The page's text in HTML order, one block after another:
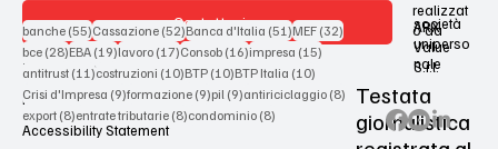
Contattaci
Terms & Conditions
Privacy Policy
Accessibility Statement
realizzat
o da
società
uniperso
nale
ARX
Value
S.r.l.
Testata
giornalistica
banche (55)55 post
Cassazione (52)52 post
Banca d'Italia (51)51 post
MEF (32)32 post
bce (28)28 post
EBA (19)19 post
lavoro (17)17 post
Consob (16)16 post
impresa (15)15 post
antitrust (11)11 post
costruzioni (10)10 post
BTP (10)10 post
BTP Italia (10)10 post
Crisi d'Impresa (9)9 post
formazione (9)9 post
pil (9)9 post
antiriciclaggio (8)8 post
export (8)8 post
entrate tributarie (8)8 post
condominio (8)8 post